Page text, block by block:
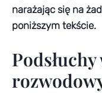
narażając się na
poniższym tekście.